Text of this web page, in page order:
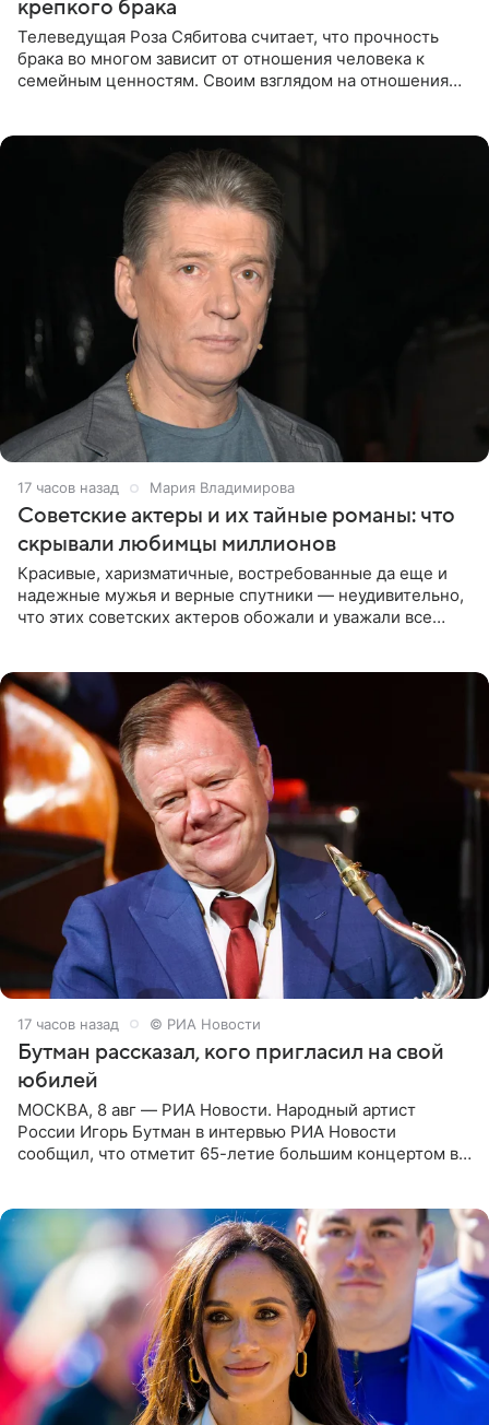
крепкого брака
Телеведущая Роза Сябитова считает, что прочность
брака во многом зависит от отношения человека к
семейным ценностям. Своим взглядом на отношения
17 часов назад Мария Владимирова
Советские актеры и их тайные романы: что
скрывали любимцы миллионов
Красивые, харизматичные, востребованные да еще и
надежные мужья и верные спутники — неудивительно,
что этих советских актеров обожали и уважали все
17 часов назад © РИА Новости
Бутман рассказал, кого пригласил на свой
юбилей
МОСКВА, 8 авг — РИА Новости. Народный артист
России Игорь Бутман в интервью РИА Новости
сообщил, что отметит 65-летие большим концертом в